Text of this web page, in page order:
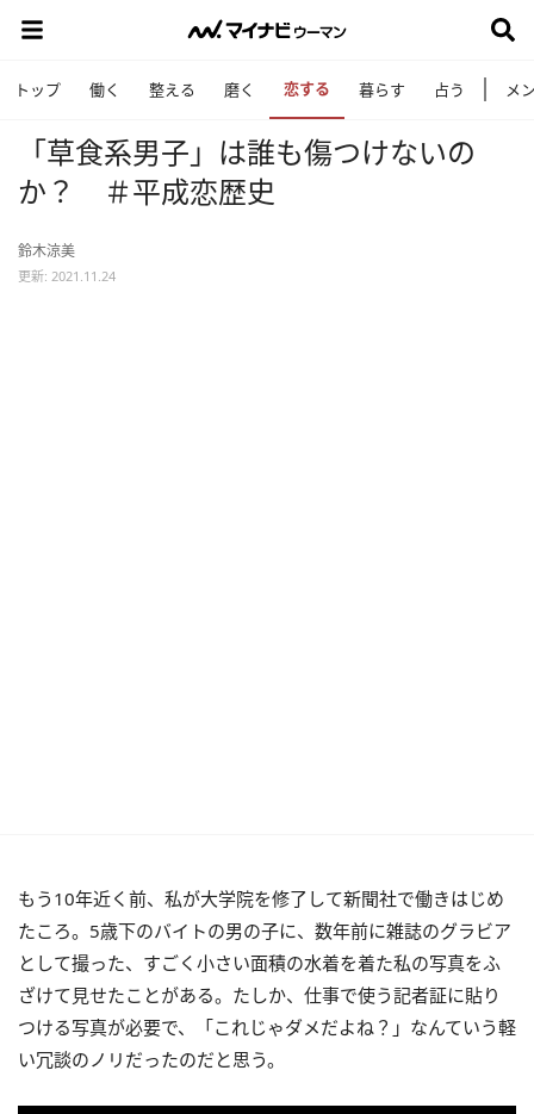
トップ 働く 整える 磨く 恋する 暮らす 占う メ
「草食系男子」は誰も傷つけないの
か？ ＃平成恋歴史
鈴木涼美
更新: 2021.11.24
もう10年近く前、私が大学院を修了して新聞社で働きはじめ
たころ。5歳下のバイトの男の子に、数年前に雑誌のグラビア
として撮った、すごく小さい面積の水着を着た私の写真をふ
ざけて見せたことがある。たしか、仕事で使う記者証に貼り
つける写真が必要で、「これじゃダメだよね？」なんていう軽
い冗談のノリだったのだと思う。